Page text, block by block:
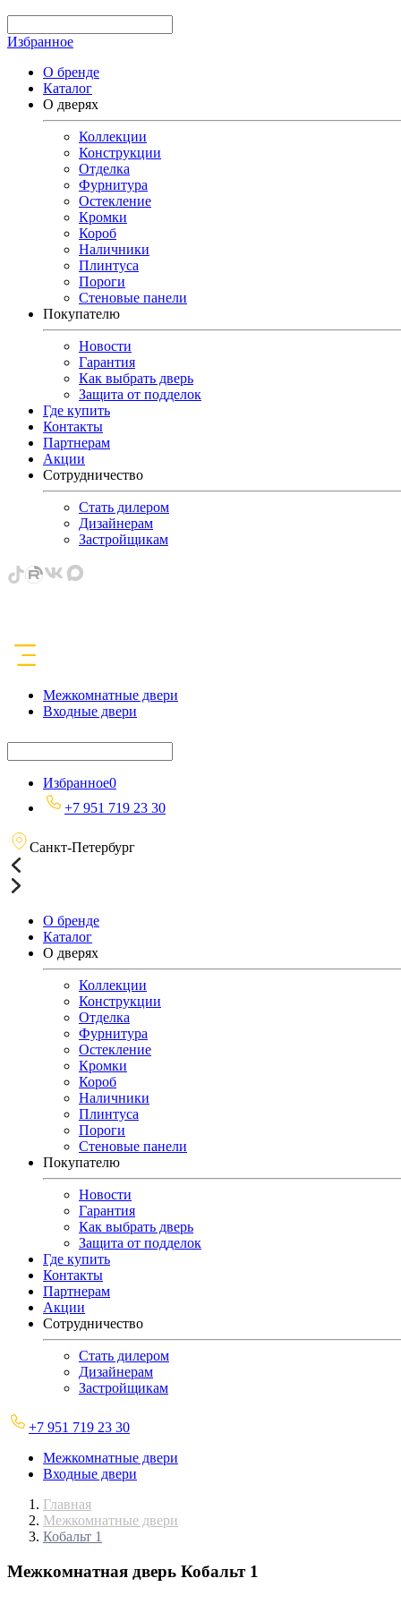
Избранное
О бренде
Каталог
О дверях
Коллекции
Конструкции
Отделка
Фурнитура
Остекление
Кромки
Короб
Наличники
Плинтуса
Пороги
Стеновые панели
Покупателю
Новости
Гарантия
Как выбрать дверь
Защита от подделок
Где купить
Контакты
Партнерам
Акции
Сотрудничество
Стать дилером
Дизайнерам
Застройщикам
Межкомнатные двери
Входные двери
Избранное0
+7 951 719 23 30
Санкт-Петербург
О бренде
Каталог
О дверях
Коллекции
Конструкции
Отделка
Фурнитура
Остекление
Кромки
Короб
Наличники
Плинтуса
Пороги
Стеновые панели
Покупателю
Новости
Гарантия
Как выбрать дверь
Защита от подделок
Где купить
Контакты
Партнерам
Акции
Сотрудничество
Стать дилером
Дизайнерам
Застройщикам
+7 951 719 23 30
Межкомнатные двери
Входные двери
Главная
Межкомнатные двери
Кобальт 1
Межкомнатная дверь Кобальт 1